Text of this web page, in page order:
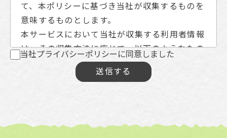
て、本ポリシーに基づき当社が収集するものを
意味するものとします。
​​​​​​​本サービスにおいて当社が収集する利用者情報
は、その収集方法に応じて、以下のようなもの
(1) ユーザーからご提供いただく情報
当社プライバシーポリシーに同意しました
送信する